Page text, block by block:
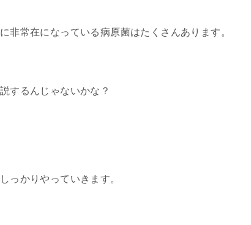
非常在になっている病原菌はたくさんあります。
するんじゃないかな？
っかりやっていきます。